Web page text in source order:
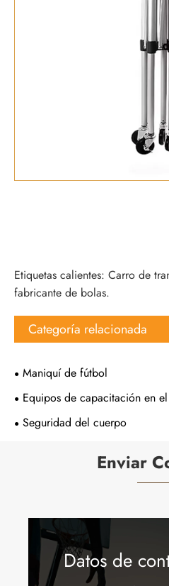
Etiquetas calientes: Carro de
fabricante de bolas.
Categoría relacionada
Maniquí de fútbol
Equipos de capacitación en
Seguridad del cuerpo
Enviar
Datos de